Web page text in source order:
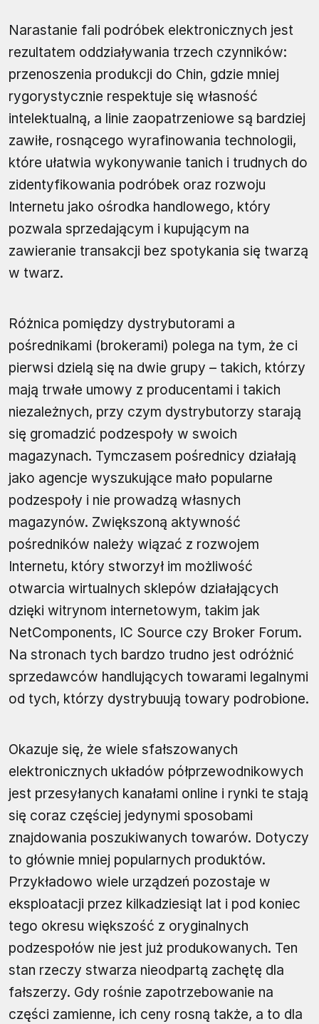
Narastanie fali podróbek elektronicznych jest
rezultatem oddziaływania trzech czynników:
przenoszenia produkcji do Chin, gdzie mniej
rygorystycznie respektuje się własność
intelektualną, a linie zaopatrzeniowe są bardziej
zawiłe, rosnącego wyrafinowania technologii,
które ułatwia wykonywanie tanich i trudnych do
zidentyfikowania podróbek oraz rozwoju
Internetu jako ośrodka handlowego, który
pozwala sprzedającym i kupującym na
zawieranie transakcji bez spotykania się twarzą
w twarz.
Różnica pomiędzy dystrybutorami a
pośrednikami (brokerami) polega na tym, że ci
pierwsi dzielą się na dwie grupy – takich, którzy
mają trwałe umowy z producentami i takich
niezależnych, przy czym dystrybutorzy starają
się gromadzić podzespoły w swoich
magazynach. Tymczasem pośrednicy działają
jako agencje wyszukujące mało popularne
podzespoły i nie prowadzą własnych
magazynów. Zwiększoną aktywność
pośredników należy wiązać z rozwojem
Internetu, który stworzył im możliwość
otwarcia wirtualnych sklepów działających
dzięki witrynom internetowym, takim jak
NetComponents, IC Source czy Broker Forum.
Na stronach tych bardzo trudno jest odróżnić
sprzedawców handlujących towarami legalnymi
od tych, którzy dystrybuują towary podrobione.
Okazuje się, że wiele sfałszowanych
elektronicznych układów półprzewodnikowych
jest przesyłanych kanałami online i rynki te stają
się coraz częściej jedynymi sposobami
znajdowania poszukiwanych towarów. Dotyczy
to głównie mniej popularnych produktów.
Przykładowo wiele urządzeń pozostaje w
eksploatacji przez kilkadziesiąt lat i pod koniec
tego okresu większość z oryginalnych
podzespołów nie jest już produkowanych. Ten
stan rzeczy stwarza nieodpartą zachętę dla
fałszerzy. Gdy rośnie zapotrzebowanie na
części zamienne, ich ceny rosną także, a to dla